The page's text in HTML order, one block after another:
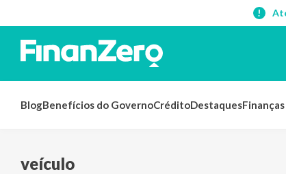
BlogBenefícios do GovernoCréditoDestaques
veículo